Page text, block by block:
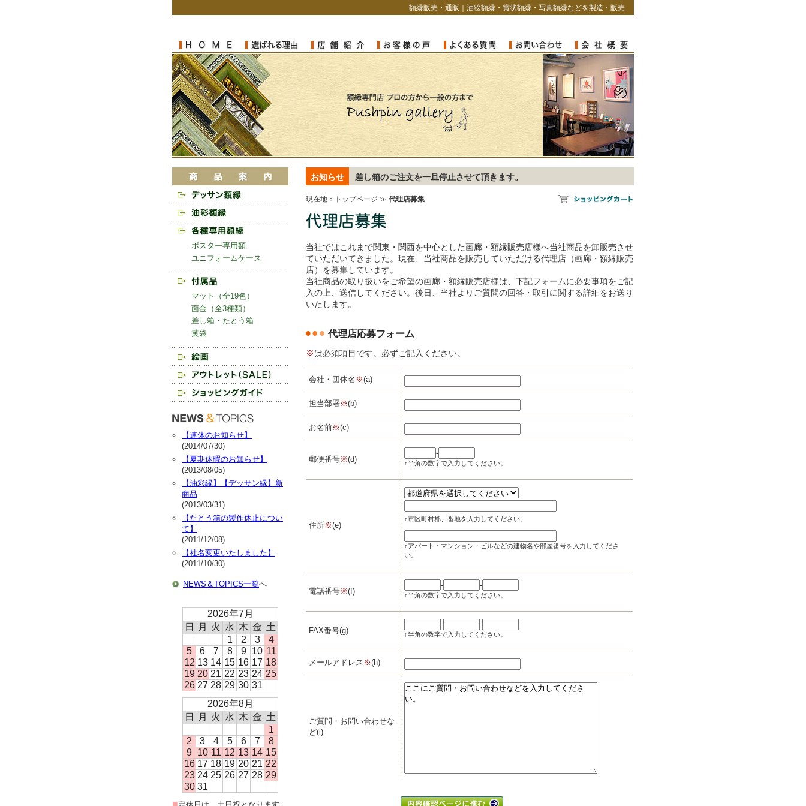
額縁販売・通販｜油絵額縁・賞状額縁・写真額縁などを製造・販売
当社ではこれまで関東・関西を中心とした画廊・額縁販売店様へ当社商品を卸販売させ
ていただいてきました。現在、当社商品を販売していただける代理店（画廊・額縁販売
店）を募集しています。
当社商品の取り扱いをご希望の画廊・額縁販売店様は、下記フォームに必要事項をご記
入の上、送信してください。後日、当社よりご質問の回答・取引に関する詳細をお送り
いたします。
代理店応募フォーム
※は必須項目です。必ずご記入ください。
会社・団体名 ※(a)
担当部署※(b)
お名前※(c)
郵便番号※(d)
-
↑半角の数字で入力してください。
住所※(e)
↑市区町村郡、番地を入力してください。
↑アパート・マンション・ビルなどの建物名や部屋番号を入力してくださ
い。
電話番号※(f)
- -
↑半角の数字で入力してください。
FAX番号(g)
- -
↑半角の数字で入力してください。
メールアドレス ※(h)
ご質問・お問い合わせな
ど(i)
ポスター専用額
ユニフォームケース
マット（全19色）
面金（全3種類）
差し箱・たとう箱
黄袋
【連休のお知らせ】
(2014/07/30)
【夏期休暇のお知らせ】
(2013/08/05)
【油彩縁】【デッサン縁】新
商品
(2013/03/31)
【たとう箱の製作休止につい
て】
(2011/12/08)
【社名変更いたしました】
(2011/10/30)
NEWS＆TOPICS一覧へ
2026年7月
日
月 火 水 木 金 土
1
2 3
4
5
6 7 8 9 10 11
12 13 14 15 16 17 18
19 20 21 22 23 24 25
26 27 28 29 30 31
2026年8月
日
月 火 水 木 金 土
1
2
3 4 5 6 7
8
9 10 11 12 13 14 15
16 17 18 19 20 21 22
23 24 25 26 27 28 29
30 31
現在地： トップページ ≫ 代理店募集
お知らせ 差し箱のご注文を一旦停止させて頂きます。